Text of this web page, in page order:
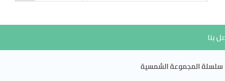
بنا
سلسلة المجموعة الشمسية